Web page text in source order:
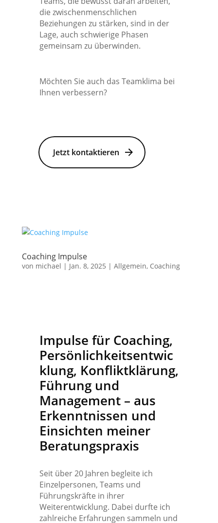
die zwischenmenschlichen
Beziehungen zu stärken, sind in der
Lage, auch schwierige Phasen
gemeinsam zu überwinden.
Möchten Sie auch das Teamklima bei
Ihnen verbessern?
Jetzt kontaktieren
Coaching Impulse
von michael | Jan. 8, 2025 | Allgemein, Coaching
Impulse für Coaching,
Persönlichkeitsentwic
klung, Konfliktklärung,
Führung und
Management – aus
Erkenntnissen und
Einsichten meiner
Beratungspraxis
Seit über 20 Jahren begleite ich
Einzelpersonen, Teams und
Führungskräfte in ihrer
Weiterentwicklung. Dabei durfte ich
zahlreiche Erfahrungen sammeln und